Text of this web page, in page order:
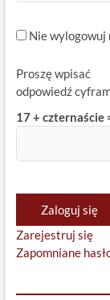
Nie wylogowuj
Proszę wpisać
odpowiedź
17 + czternaście
Zaloguj się
Zarejestruj się
Zapomniane